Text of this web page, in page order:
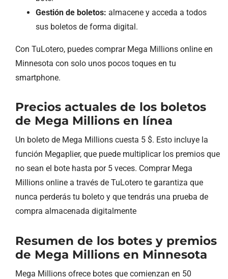
Gestión de boletos: almacene y acceda a todos
sus boletos de forma digital.
Con TuLotero, puedes comprar Mega Millions online en
Minnesota con solo unos pocos toques en tu
smartphone.
Precios actuales de los boletos
de Mega Millions en línea
Un boleto de Mega Millions cuesta 5 $. Esto incluye la
función Megaplier, que puede multiplicar los premios que
no sean el bote hasta por 5 veces. Comprar Mega
Millions online a través de TuLotero te garantiza que
nunca perderás tu boleto y que tendrás una prueba de
compra almacenada digitalmente
Resumen de los botes y premios
de Mega Millions en Minnesota
Mega Millions ofrece botes que comienzan en 50